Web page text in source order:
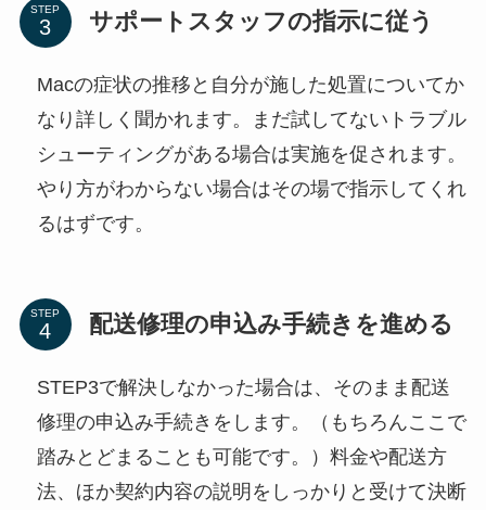
STEP サポートスタッフの指示に従う
Macの症状の推移と自分が施した処置についてか
なり詳しく聞かれます。まだ試してないトラブル
シューティングがある場合は実施を促されます。
やり方がわからない場合はその場で指示してくれ
るはずです。
STEP 配送修理の申込み手続きを進める
STEP3で解決しなかった場合は、そのまま配送
修理の申込み手続きをします。（もちろんここで
踏みとどまることも可能です。）料金や配送方
法、ほか契約内容の説明をしっかりと受けて決断